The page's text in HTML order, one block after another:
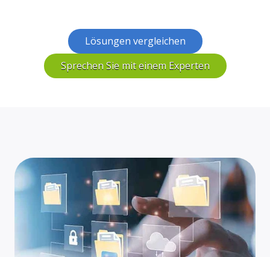
Lösungen vergleichen
Sprechen Sie mit einem Experten